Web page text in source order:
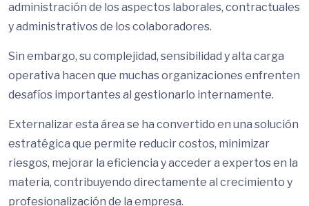
administración de los aspectos laborales, contractuales
y administrativos de los colaboradores.
Sin embargo, su complejidad, sensibilidad y alta carga
operativa hacen que muchas organizaciones enfrenten
desafíos importantes al gestionarlo internamente.
Externalizar esta área se ha convertido en una solución
estratégica que permite reducir costos, minimizar
riesgos, mejorar la eficiencia y acceder a expertos en la
materia, contribuyendo directamente al crecimiento y
profesionalización de la empresa.